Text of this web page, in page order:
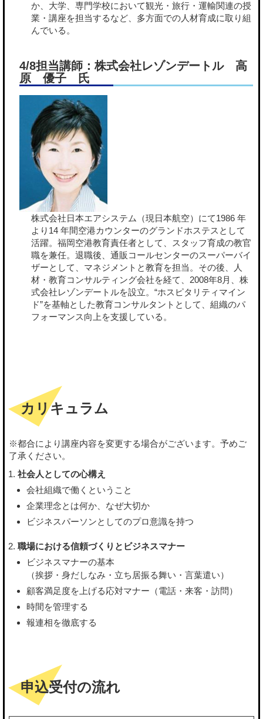
か、大学、専門学校において観光・旅行・運輸関連の授
業・講座を担当するなど、多方面での人材育成に取り組
んでいる。
4/8担当講師：株式会社レゾンデートル 高
原 優子 氏
株式会社日本エアシステム（現日本航空）にて1986 年
より14 年間空港カウンターのグランドホステスとして
活躍。福岡空港教育責任者として、スタッフ育成の教官
職を兼任。退職後、通販コールセンターのスーパーバイ
ザーとして、マネジメントと教育を担当。その後、人
材・教育コンサルティング会社を経て、2008年8月、株
式会社レゾンデートルを設立。“ホスピタリティマイン
ド”を基軸とした教育コンサルタントとして、組織のパ
フォーマンス向上を支援している。
カリキュラム
※都合により講座内容を変更する場合がございます。予めご
了承ください。
社会人としての心構え
会社組織で働くということ
企業理念とは何か、なぜ大切か
ビジネスパーソンとしてのプロ意識を持つ
職場における信頼づくりとビジネスマナー
ビジネスマナーの基本
（挨拶・身だしなみ・立ち居振る舞い・言葉遣い）
顧客満足度を上げる応対マナー（電話・来客・訪問）
時間を管理する
報連相を徹底する
申込受付の流れ